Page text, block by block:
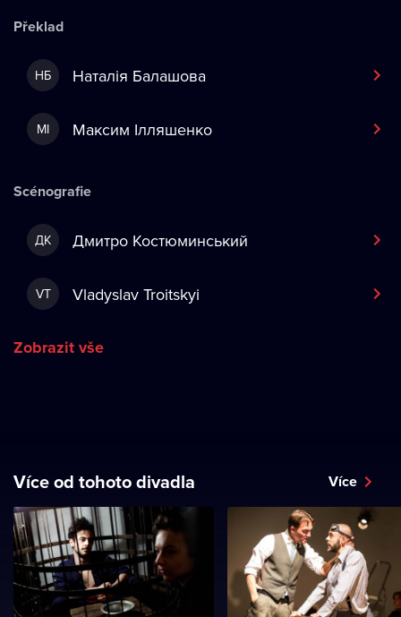
Překlad
НБ Наталія Балашова
МІ Максим Ілляшенко
Scénografie
ДК Дмитро Костюминський
VT Vladyslav Troitskyi
Zobrazit vše
Více od tohoto divadla Více